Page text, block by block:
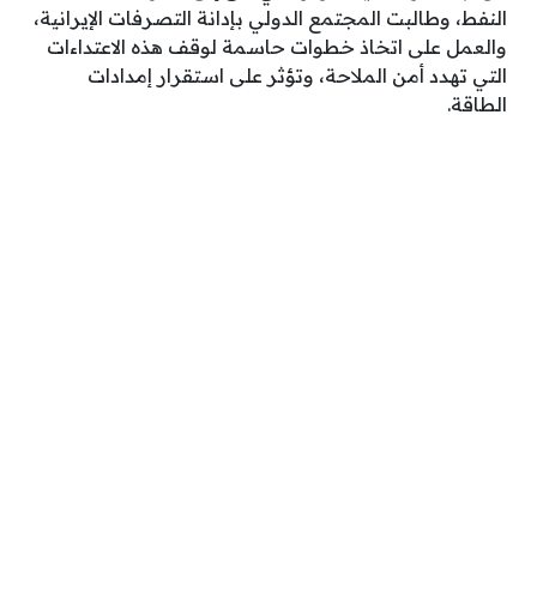
النفط، وطالبت المجتمع الدولي بإدانة التصرفات الإيرانية،
والعمل على اتخاذ خطوات حاسمة لوقف هذه الاعتداءات
التي تهدد أمن الملاحة، وتؤثر على استقرار إمدادات
الطاقة.